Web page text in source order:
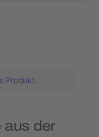
Produkt.
aus der